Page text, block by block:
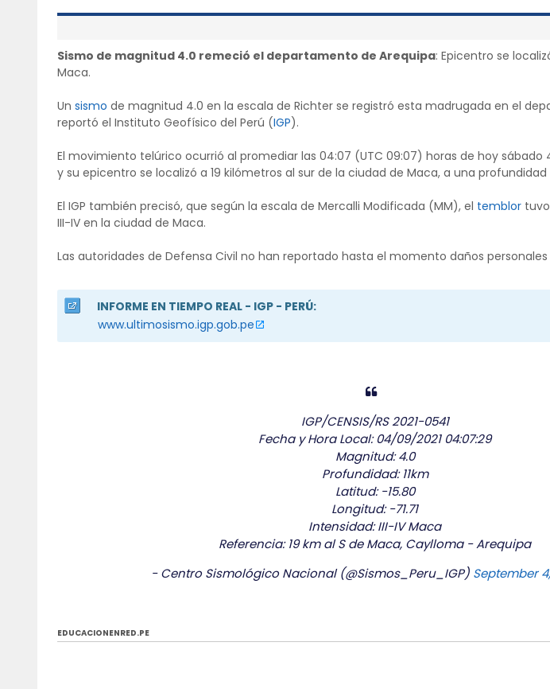
Sismo de magnitud 4.0 remeció el departamento de Arequipa: Epicentro se
Maca.
Un sismo de magnitud 4.0 en la escala de Richter se registró esta madrugada en el
reportó el Instituto Geofísico del Perú (IGP).
El movimiento telúrico ocurrió al promediar las 04:07 (UTC 09:07) horas de hoy sábado
y su epicentro se localizó a 19 kilómetros al sur de la ciudad de Maca, a una profundidad
El IGP también precisó, que según la escala de Mercalli Modificada (MM), el temblor
III-IV en la ciudad de Maca.
Las autoridades de Defensa Civil no han reportado hasta el momento daños
INFORME EN TIEMPO REAL - IGP - PERÚ:
www.ultimosismo.igp.gob.pe
IGP/CENSIS/RS 2021-0541
Fecha y Hora Local: 04/09/2021 04:07:29
Magnitud: 4.0
Profundidad: 11km
Latitud: -15.80
Longitud: -71.71
Intensidad: III-IV Maca
Referencia: 19 km al S de Maca, Caylloma - Arequipa
- Centro Sismológico Nacional (@Sismos_Peru_IGP) September
EDUCACIONENRED.PE